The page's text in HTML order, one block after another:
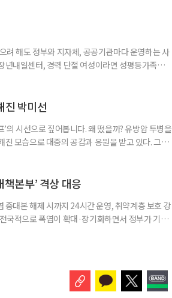
스스로 적절하게 대처하는 데 어려움을 겪을 수
려 해도 정부와 지자체, 공공기관마다 운영하는 사
년내일센터, 경력 단절 여성이라면 성평등가족부
동이 쉽지 않은 사람을 위한 제도다. 개인별 취
진 박미선
의 시선으로 짚어봅니다. 왜 떴을까? 유방암 투병을
모습으로 대중의 공감과 응원을 받고 있다. 그러
말솜씨와 공감 능력으로
본부’ 격상 대응
중대본 해제 시까지 24시간 운영, 취약계층 보호 강
국적으로 폭염이 확대·장기화하면서 정부가 기존